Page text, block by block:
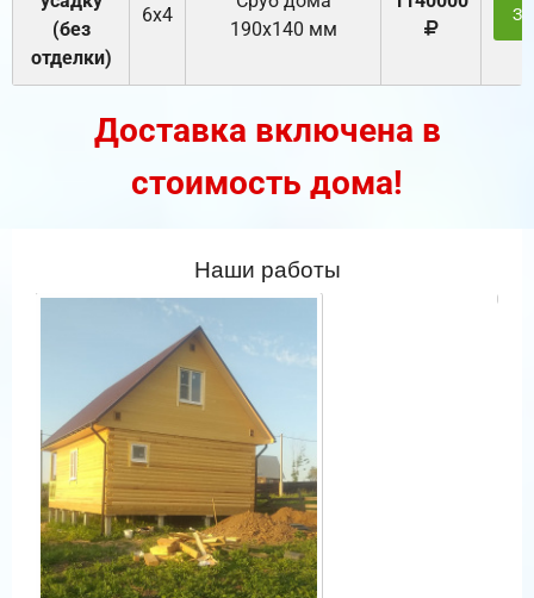
(без
отделки)
6х4
190х140 мм
Доставка включена в
стоимость дома!
Наши работы